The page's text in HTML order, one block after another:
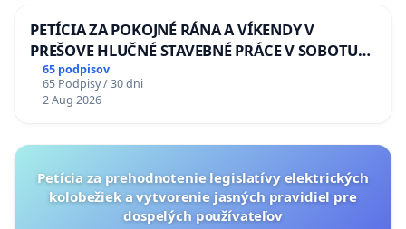
PETÍCIA ZA POKOJNÉ RÁNA A VÍKENDY V
PREŠOVE HLUČNÉ STAVEBNÉ PRÁCE V SOBOTU
LEN OD 9.00 DO 13.00 HOD., CEZ PRACOVNÝ
TÝŽDEŇ CIEĽ 8.00 – 18.00 HOD. A PRAVIDELNÁ
KONTROLA STAVBY C-AREA NA
65 podpisov
65 Podpisy / 30 dni
2 Aug 2026
Petícia za prehodnotenie legislatívy elektrických
kolobežiek a vytvorenie jasných pravidiel pre
dospelých používateľov